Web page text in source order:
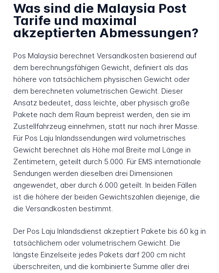
Was sind die Malaysia Post
Tarife und maximal
akzeptierten Abmessungen?
Pos Malaysia berechnet Versandkosten basierend auf
dem berechnungsfähigen Gewicht, definiert als das
höhere von tatsächlichem physischen Gewicht oder
dem berechneten volumetrischen Gewicht. Dieser
Ansatz bedeutet, dass leichte, aber physisch große
Pakete nach dem Raum bepreist werden, den sie im
Zustellfahrzeug einnehmen, statt nur nach ihrer Masse.
Für Pos Laju Inlandssendungen wird volumetrisches
Gewicht berechnet als Höhe mal Breite mal Länge in
Zentimetern, geteilt durch 5.000. Für EMS internationale
Sendungen werden dieselben drei Dimensionen
angewendet, aber durch 6.000 geteilt. In beiden Fällen
ist die höhere der beiden Gewichtszahlen diejenige, die
die Versandkosten bestimmt.
Der Pos Laju Inlandsdienst akzeptiert Pakete bis 60 kg in
tatsächlichem oder volumetrischem Gewicht. Die
längste Einzelseite jedes Pakets darf 200 cm nicht
überschreiten, und die kombinierte Summe aller drei